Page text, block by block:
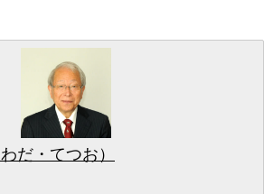
だ・てつお）